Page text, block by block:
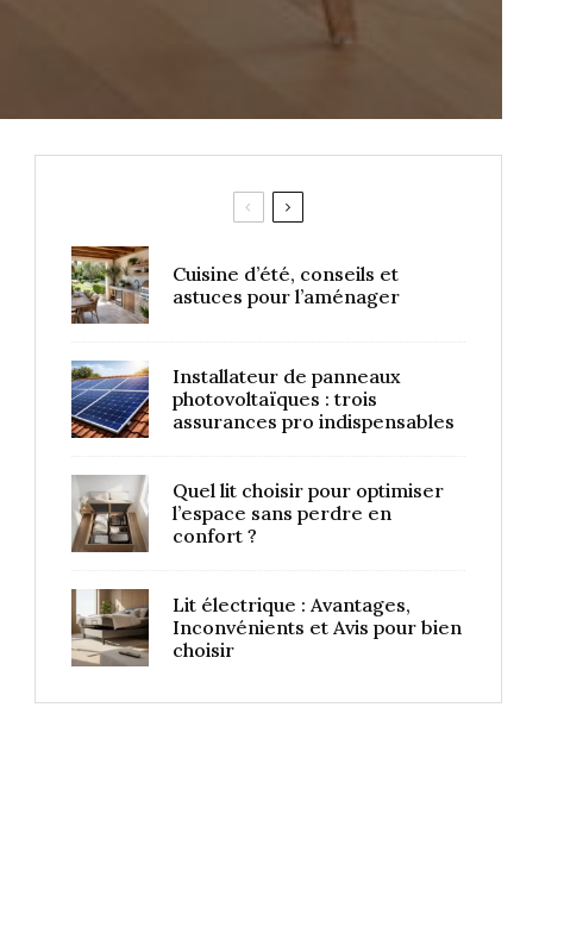
Cuisine d’été, conseils et
astuces pour l’aménager
Installateur de panneaux
photovoltaïques : trois
assurances pro indispensables
Quel lit choisir pour optimiser
l’espace sans perdre en
confort ?
Lit électrique : Avantages,
Inconvénients et Avis pour bien
choisir